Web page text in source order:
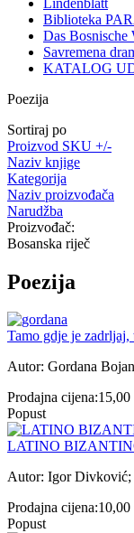
Biblioteka
Das Bosnische
Savremena
KATALOG
Poezija
Sortiraj po
Proizvod SKU +/-
Naziv knjige
Kategorija
Naziv proizvođača
Narudžba
Proizvođač:
Bosanska riječ
Poezija
Tamo gdje je zadrljaj,
Autor: Gordana
Prodajna cijena:15,00
Popust
LATINO
Autor: Igor Divković;
Prodajna cijena:10,00
Popust